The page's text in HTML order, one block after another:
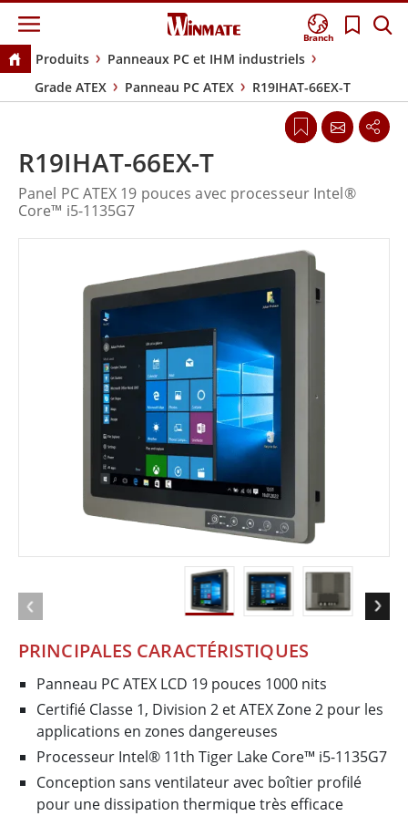
Branch
Produits
Panneaux PC et IHM industriels
Grade ATEX
Panneau PC ATEX R19IHAT-66EX-T
PRINCIPALES CARACTÉRISTIQUES
Panneau PC ATEX LCD 19 pouces 1000 nits
Certifié Classe 1, Division 2 et ATEX Zone 2 pour les
applications en zones dangereuses
Processeur Intel® 11th Tiger Lake Core™ i5-1135G7
Conception sans ventilateur avec boîtier profilé
pour une dissipation thermique très efficace
R19IHAT-66EX-T
Panel PC ATEX 19 pouces avec processeur Intel®
Core™ i5-1135G7